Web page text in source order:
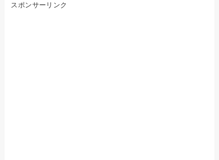
スポンサーリンク